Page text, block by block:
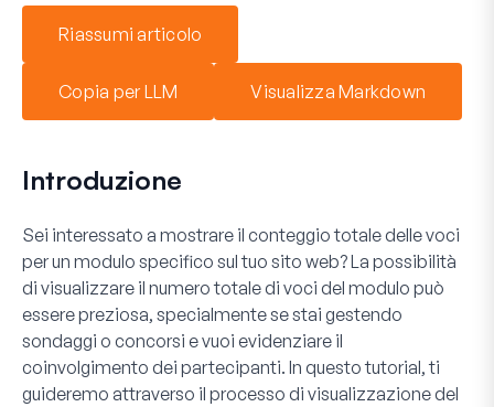
Riassumi articolo
Copia per LLM Visualizza Markdown
Introduzione
Sei interessato a mostrare il conteggio totale delle voci
per un modulo specifico sul tuo sito web? La possibilità
di visualizzare il numero totale di voci del modulo può
essere preziosa, specialmente se stai gestendo
sondaggi o concorsi e vuoi evidenziare il
coinvolgimento dei partecipanti. In questo tutorial, ti
guideremo attraverso il processo di visualizzazione del